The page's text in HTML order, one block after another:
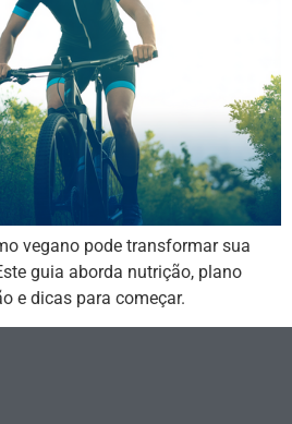
vegano pode transformar sua
guia aborda nutrição, plano
e dicas para começar.